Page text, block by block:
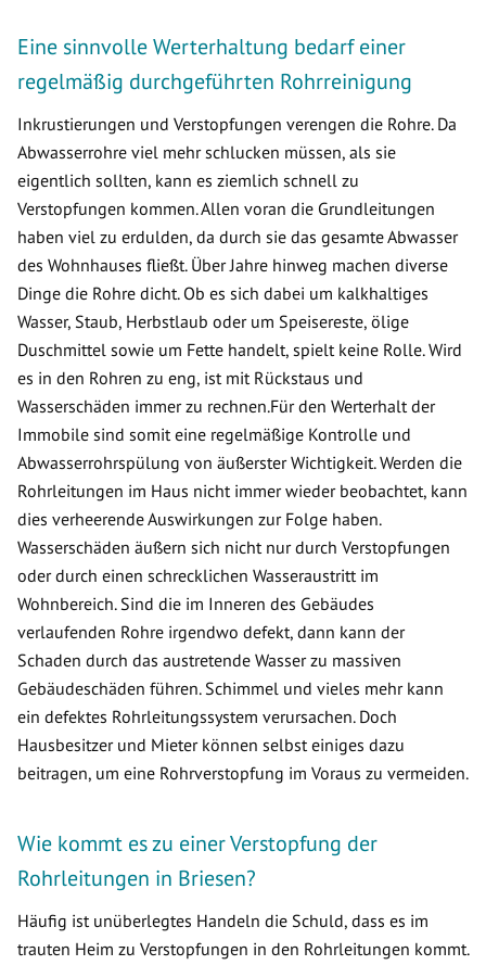
Eine sinnvolle Werterhaltung bedarf einer
regelmäßig durchgeführten Rohrreinigung
Inkrustierungen und Verstopfungen verengen die Rohre. Da
Abwasserrohre viel mehr schlucken müssen, als sie
eigentlich sollten, kann es ziemlich schnell zu
Verstopfungen kommen. Allen voran die Grundleitungen
haben viel zu erdulden, da durch sie das gesamte Abwasser
des Wohnhauses fließt. Über Jahre hinweg machen diverse
Dinge die Rohre dicht. Ob es sich dabei um kalkhaltiges
Wasser, Staub, Herbstlaub oder um Speisereste, ölige
Duschmittel sowie um Fette handelt, spielt keine Rolle. Wird
es in den Rohren zu eng, ist mit Rückstaus und
Wasserschäden immer zu rechnen.Für den Werterhalt der
Immobile sind somit eine regelmäßige Kontrolle und
Abwasserrohrspülung von äußerster Wichtigkeit. Werden die
Rohrleitungen im Haus nicht immer wieder beobachtet, kann
dies verheerende Auswirkungen zur Folge haben.
Wasserschäden äußern sich nicht nur durch Verstopfungen
oder durch einen schrecklichen Wasseraustritt im
Wohnbereich. Sind die im Inneren des Gebäudes
verlaufenden Rohre irgendwo defekt, dann kann der
Schaden durch das austretende Wasser zu massiven
Gebäudeschäden führen. Schimmel und vieles mehr kann
ein defektes Rohrleitungssystem verursachen. Doch
Hausbesitzer und Mieter können selbst einiges dazu
beitragen, um eine Rohrverstopfung im Voraus zu vermeiden.
Wie kommt es zu einer Verstopfung der
Rohrleitungen in Briesen?
Häufig ist unüberlegtes Handeln die Schuld, dass es im
trauten Heim zu Verstopfungen in den Rohrleitungen kommt.